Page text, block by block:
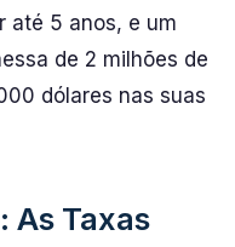
até 5 anos, e um
de 2 milhões de
dólares nas suas
As Taxas